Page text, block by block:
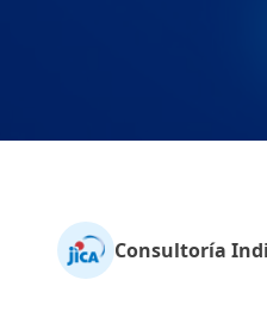
Consultoría